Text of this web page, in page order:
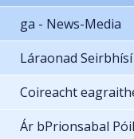
ga - News-Media
Láraonad
Coireacht
Ár bPrionsabal